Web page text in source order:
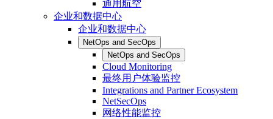
通用航空
企业和数据中心
企业和数据中心
NetOps and SecOps
NetOps and SecOps
Cloud Monitoring
最终用户体验监控
Integrations and Partner Ecosystem
NetSecOps
网络性能监控